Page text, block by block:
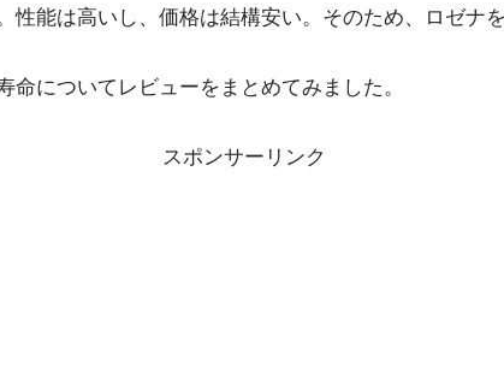
能は高いし、価格は結構安い。そのため、ロゼナ
命についてレビューをまとめてみました。
スポンサーリンク